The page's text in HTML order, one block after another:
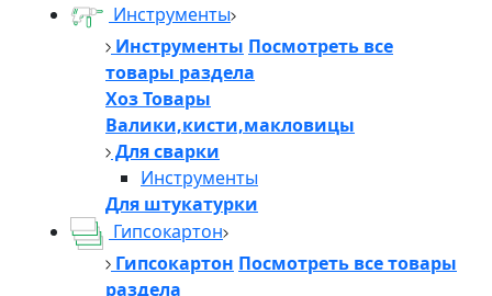
Инструменты
Инструменты Посмотреть все
товары раздела
Хоз Товары
Валики,кисти,макловицы
Для сварки
Инструменты
Для штукатурки
Гипсокартон
Гипсокартон Посмотреть все товары
раздела